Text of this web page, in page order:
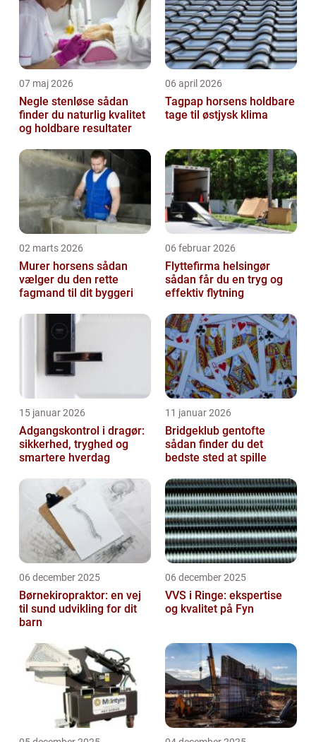
imponerende præstation og en lang ...
07 maj 2026
Negle stenløse sådan
finder du naturlig kvalitet
og holdbare resultater
06 april 2026
Tagpap horsens holdbare
tage til østjysk klima
02 marts 2026
Murer horsens sådan
vælger du den rette
fagmand til dit byggeri
06 februar 2026
Flyttefirma helsingør
sådan får du en tryg og
effektiv flytning
15 januar 2026
Adgangskontrol i dragør:
sikkerhed, tryghed og
smartere hverdag
11 januar 2026
Bridgeklub gentofte
sådan finder du det
bedste sted at spille
06 december 2025
Børnekiropraktor: en vej
til sund udvikling for dit
barn
06 december 2025
VVS i Ringe: ekspertise
og kvalitet på Fyn